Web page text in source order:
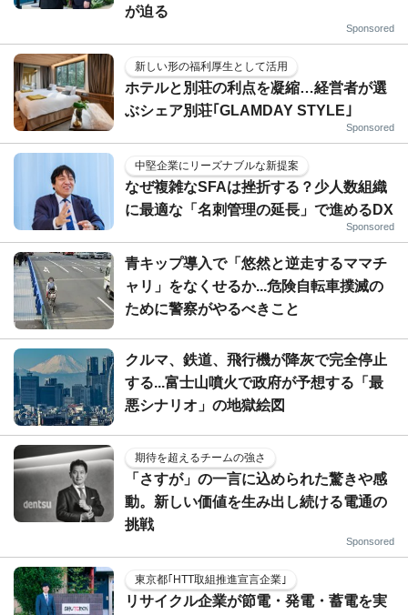
が迫る
Sponsored
新しい形の福利厚生として活用
ホテルと別荘の利点を凝縮…経営者が選
ぶシェア別荘｢GLAMDAY STYLE｣
Sponsored
中堅企業にリーズナブルな新提案
なぜ複雑なSFAは挫折する？少人数組織
に最適な「名刺管理の延長」で進めるDX
Sponsored
青キップ導入で「悠然と逆走するママチ
ャリ」をなくせるか...危険自転車撲滅の
ために警察がやるべきこと
クルマ、鉄道、飛行機が降灰で完全停止
する...富士山噴火で政府が予想する「最
悪シナリオ」の地獄絵図
期待を超えるチームの強さ
「さすが」の一言に込められた驚きや感
動。新しい価値を生み出し続ける電通の
挑戦
Sponsored
東京都｢HTT取組推進宣言企業｣
リサイクル企業が節電・発電・蓄電を実